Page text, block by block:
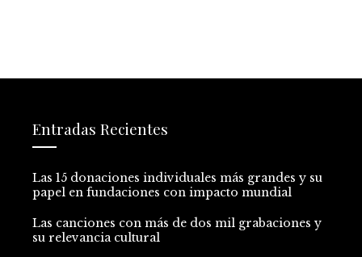
Entradas Recientes
Las 15 donaciones individuales más grandes y su
papel en fundaciones con impacto mundial
Las canciones con más de dos mil grabaciones y
su relevancia cultural